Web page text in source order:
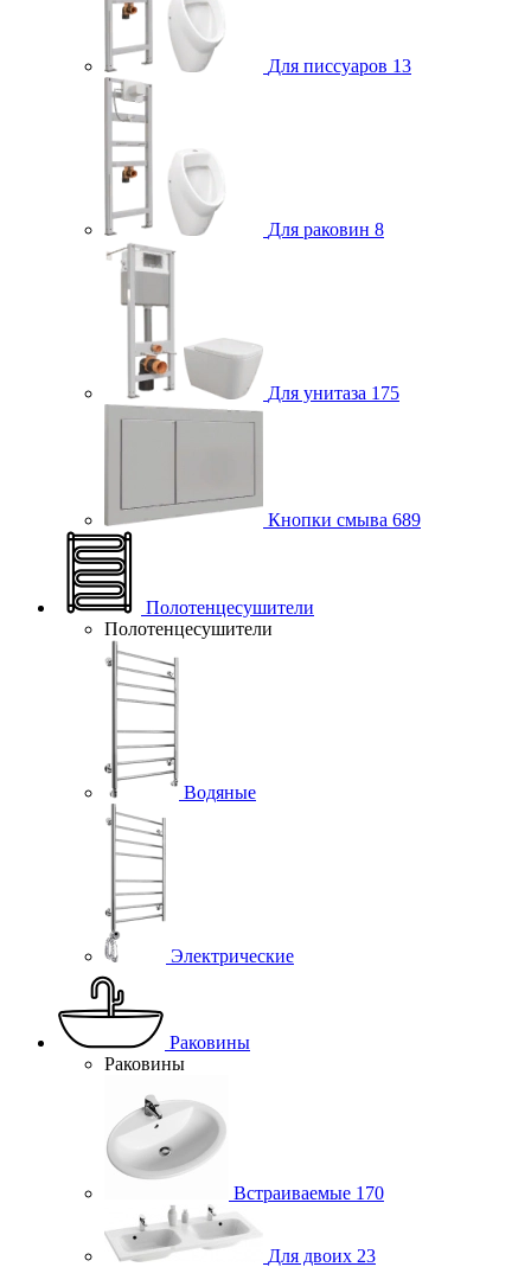
Для писсуаров 13
Для раковин 8
Для унитаза 175
Кнопки смыва 689
Полотенцесушители
Полотенцесушители
Водяные
Электрические
Раковины
Раковины
Встраиваемые 170
Для двоих 23